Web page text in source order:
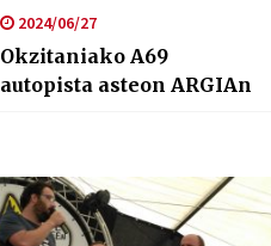
2024/06/27
Okzitaniako A69
autopista asteon ARGIAn